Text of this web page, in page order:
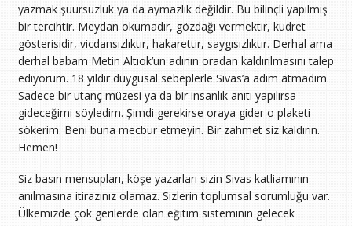
yazmak şuursuzluk ya da aymazlık değildir. Bu bilinçli yapılmış
bir tercihtir. Meydan okumadır, gözdağı vermektir, kudret
gösterisidir, vicdansızlıktır, hakarettir, saygısızlıktır. Derhal ama
derhal babam Metin Altıok’un adının oradan kaldırılmasını talep
ediyorum. 18 yıldır duygusal sebeplerle Sivas’a adım atmadım.
Sadece bir utanç müzesi ya da bir insanlık anıtı yapılırsa
gideceğimi söyledim. Şimdi gerekirse oraya gider o plaketi
sökerim. Beni buna mecbur etmeyin. Bir zahmet siz kaldırın.
Hemen!
Siz basın mensupları, köşe yazarları sizin Sivas katliamının
anılmasına itirazınız olamaz. Sizlerin toplumsal sorumluğu var.
Ülkemizde çok gerilerde olan eğitim sisteminin gelecek